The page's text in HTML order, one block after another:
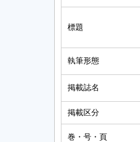
標題
執筆形態
掲載誌名
掲載区分
巻・号・頁